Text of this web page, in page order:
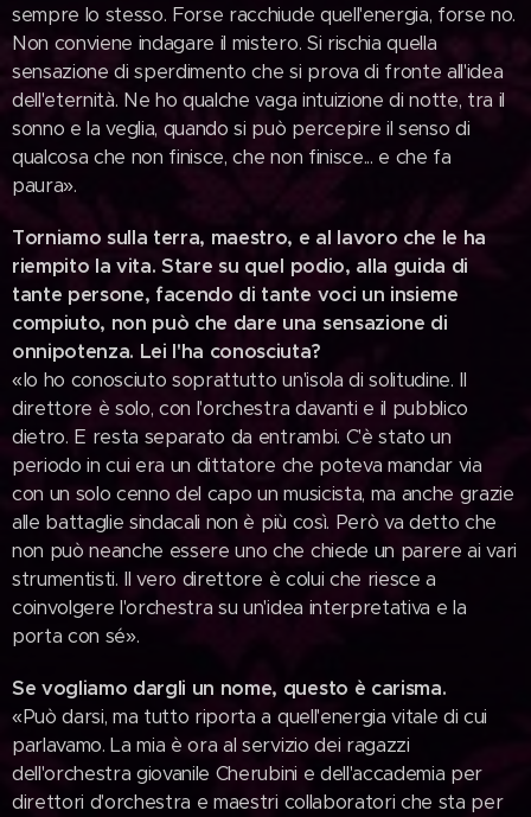
sempre lo stesso. Forse racchiude quell'energia, forse no.
Non conviene indagare il mistero. Si rischia quella
sensazione di sperdimento che si prova di fronte all'idea
dell'eternità. Ne ho qualche vaga intuizione di notte, tra il
sonno e la veglia, quando si può percepire il senso di
qualcosa che non finisce, che non finisce... e che fa
paura».
Torniamo sulla terra, maestro, e al lavoro che le ha
riempito la vita. Stare su quel podio, alla guida di
tante persone, facendo di tante voci un insieme
compiuto, non può che dare una sensazione di
onnipotenza. Lei l'ha conosciuta?
«Io ho conosciuto soprattutto un'isola di solitudine. Il
direttore è solo, con l'orchestra davanti e il pubblico
dietro. E resta separato da entrambi. C'è stato un
periodo in cui era un dittatore che poteva mandar via
con un solo cenno del capo un musicista, ma anche grazie
alle battaglie sindacali non è più così. Però va detto che
non può neanche essere uno che chiede un parere ai vari
strumentisti. Il vero direttore è colui che riesce a
coinvolgere l'orchestra su un'idea interpretativa e la
porta con sé».
Se vogliamo dargli un nome, questo è carisma.
«Può darsi, ma tutto riporta a quell'energia vitale di cui
parlavamo. La mia è ora al servizio dei ragazzi
dell'orchestra giovanile Cherubini e dell'accademia per
direttori d'orchestra e maestri collaboratori che sta per